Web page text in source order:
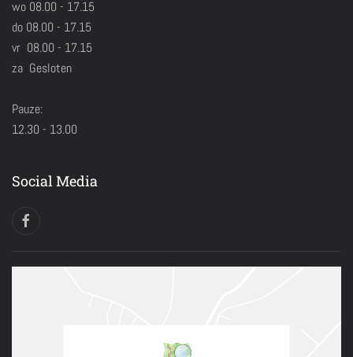
wo 08.00 - 17.15
do 08.00 - 17.15
vr 08.00 - 17.15
za Gesloten
Pauze:
12.30 - 13.00
Social Media